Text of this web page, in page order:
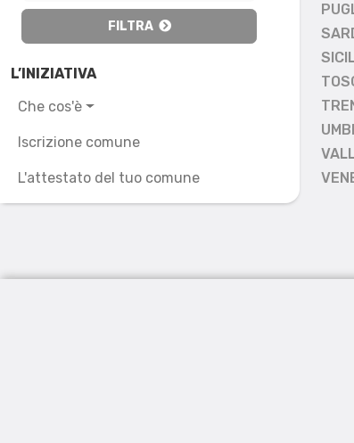
FILTRA
L’INIZIATIVA
Che cos'è
Iscrizione comune
L'attestato del tuo comune